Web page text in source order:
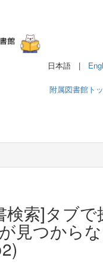
日本語 |
附属図書館ト
索]タブで
見つから